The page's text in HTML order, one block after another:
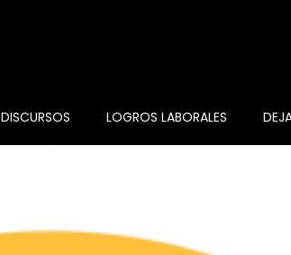
DISCURSOS LOGROS LABORALES